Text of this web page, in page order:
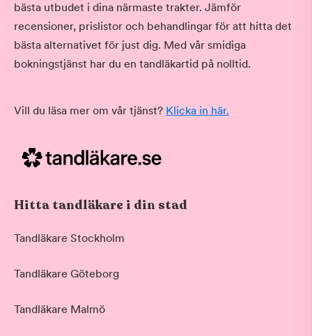
bästa utbudet i dina närmaste trakter. Jämför
recensioner, prislistor och behandlingar för att hitta det
bästa alternativet för just dig. Med vår smidiga
bokningstjänst har du en tandläkartid på nolltid.
Vill du läsa mer om vår tjänst? Klicka in här.
Hitta tandläkare i din stad
Tandläkare Stockholm
Tandläkare Göteborg
Tandläkare Malmö